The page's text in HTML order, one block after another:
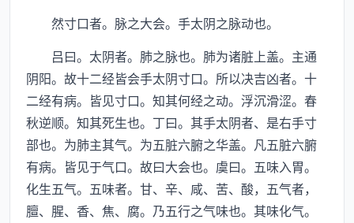
然寸口者。脉之大会。手太阴之脉动也。
吕曰。太阴者。肺之脉也。肺为诸脏上盖。主通
阴阳。故十二经皆会手太阴寸口。所以决吉凶者。十
二经有病。皆见寸口。知其何经之动。浮沉滑涩。春
秋逆顺。知其死生也。丁曰。其手太阴者、是右手寸
部也。为肺主其气。为五脏六腑之华盖。凡五脏六腑
有病。皆见于气口。故曰大会也。虞曰。五味入胃。
化生五气。五味者。甘、辛、咸、苦、酸，五气者，
膻、腥、香、焦、腐。乃五行之气味也。其味化气。